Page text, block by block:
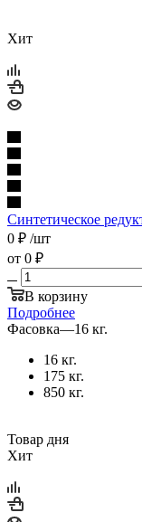
Хит
Синтетическое
0 ₽ /шт
от 0 ₽
В корзину
Подробнее
Фасовка—16 кг.
16 кг.
175 кг.
850 кг.
Товар дня
Хит